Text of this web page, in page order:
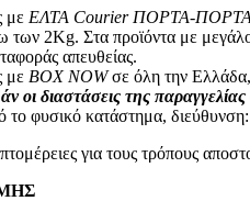
Παιδικές Κάμερες
Αναμεταδότες
DVD
Τηλεχειριστήρια TV
Ήχου
Πικάπ
Ραδιόφωνα
CD Players/Hi-Fi
MP3 & MP4 Players
Φορητά ηχεία
με ΕΛΤΑ Courier ΠΟΡΤΑ-ΠΟΡΤΑ
των 2Κg. Στα προϊόντα με
απευθείας.
με BOX NOWσε όλη την
οι διαστάσεις της
το φυσικό κατάστημα,
για τους τρόπους